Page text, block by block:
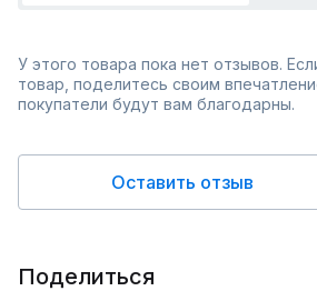
У этого товара пока нет отзывов.
товар, поделитесь своим
покупатели будут вам благодарны.
Оставить отзыв
Поделиться